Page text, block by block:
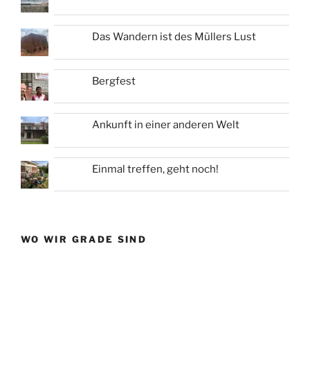
Das Wandern ist des Müllers Lust
Bergfest
Ankunft in einer anderen Welt
Einmal treffen, geht noch!
WO WIR GRADE SIND